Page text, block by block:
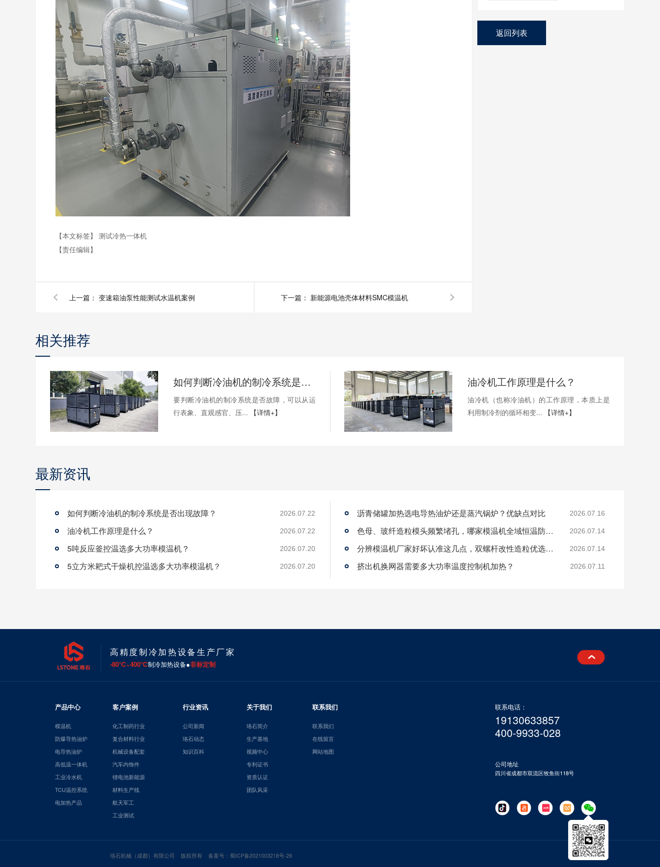
【本文标签】 测试冷热一体机
【责任编辑】
上一篇： 变速箱油泵性能测试水温机案例 下一篇： 新能源电池壳体材料SMC模温机
返回列表
相关推荐
如何判断冷油机的制冷系统是否出现故障？
要判断冷油机的制冷系统是否故障，可以从运
行表象、直观感官、压...
【详情+】
油冷机工作原理是什么？
油冷机（也称冷油机）的工作原理，本质上是
利用制冷剂的循环相变...
【详情+】
最新资讯
如何判断冷油机的制冷系统是否出现故障？ 2026.07.22
油冷机工作原理是什么？ 2026.07.22
5吨反应釜控温选多大功率模温机？ 2026.07.20
5立方米耙式干燥机控温选多大功率模温机？ 2026.07.20
沥青储罐加热选电导热油炉还是蒸汽锅炉？优缺点对比 2026.07.16
色母、玻纤造粒模头频繁堵孔，哪家模温机全域恒温防积碳？ 2026.07.14
分辨模温机厂家好坏认准这几点，双螺杆改性造粒优选珞石机械 2026.07.14
挤出机换网器需要多大功率温度控制机加热？ 2026.07.11
高精度制冷加热设备生产厂家
-80℃~400℃制冷加热设备●非标定制
产品中心
模温机
防爆导热油炉
电导热油炉
高低温一体机
工业冷水机
TCU温控系统
电加热产品
客户案例
化工制药行业
复合材料行业
机械设备配套
汽车内饰件
锂电池新能源
材料生产线
航天军工
工业测试
行业资讯
公司新闻
珞石动态
知识百科
关于我们
珞石简介
生产基地
视频中心
专利证书
资质认证
团队风采
联系我们
联系我们
在线留言
网站地图
联系电话：
19130633857
400-9933-028
公司地址
四川省成都市双流区牧鱼街118号
珞石机械（成都）有限公司 版权所有 备案号：蜀ICP备2021003218号-26